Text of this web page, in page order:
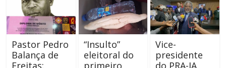
Pastor Pedro
Balança de
Freitas:
“Insulto”
eleitoral do
primeiro
Vice-
presidente
do PRA-JA